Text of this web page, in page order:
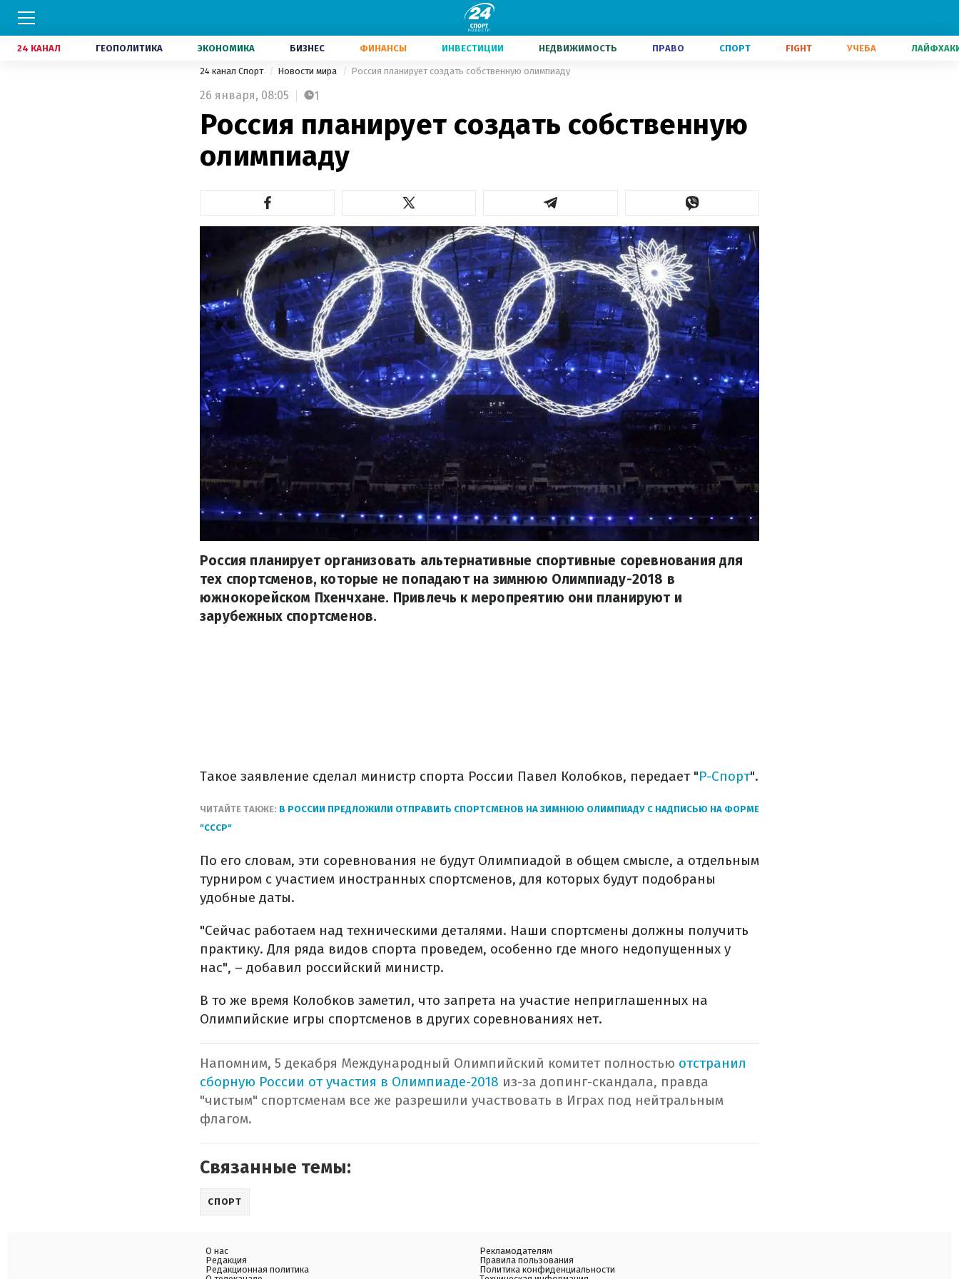
24 КАНАЛ ГЕОПОЛИТИКА ЭКОНОМИКА БИЗНЕС ФИНАНСЫ ИНВЕСТИЦИИ НЕДВИЖИМОСТЬ ПРАВО СПОРТ FIGHT УЧЕБА
24 канал Спорт Новости мира Россия планирует создать собственную олимпиаду
26 января, 08:05 1
Россия планирует создать собственную
олимпиаду
Россия планирует организовать альтернативные спортивные соревнования для
тех спортсменов, которые не попадают на зимнюю Олимпиаду-2018 в
южнокорейском Пхенчхане. Привлечь к меропреятию они планируют и
зарубежных спортсменов.
Такое заявление сделал министр спорта России Павел Колобков, передает "Р-Спорт".
ЧИТАЙТЕ ТАКЖЕ: В РОССИИ ПРЕДЛОЖИЛИ ОТПРАВИТЬ СПОРТСМЕНОВ НА ЗИМНЮЮ ОЛИМПИАДУ С НАДПИСЬЮ НА ФОРМЕ
"СССР"
По его словам, эти соревнования не будут Олимпиадой в общем смысле, а отдельным
турниром с участием иностранных спортсменов, для которых будут подобраны
удобные даты.
"Сейчас работаем над техническими деталями. Наши спортсмены должны получить
практику. Для ряда видов спорта проведем, особенно где много недопущенных у
нас", – добавил российский министр.
В то же время Колобков заметил, что запрета на участие неприглашенных на
Олимпийские игры спортсменов в других соревнованиях нет.
Напомним, 5 декабря Международный Олимпийский комитет полностью отстранил
сборную России от участия в Олимпиаде-2018 из-за допинг-скандала, правда
"чистым" спортсменам все же разрешили участвовать в Играх под нейтральным
флагом.
Связанные темы:
СПОРТ
О нас
Редакция
Редакционная политика
Рекламодателям
Правила пользования
Политика конфиденциальности